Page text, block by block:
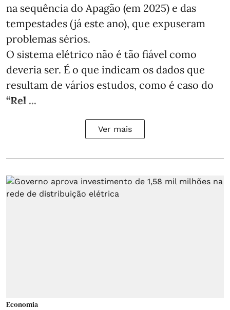
na sequência do Apagão (em 2025) e das
tempestades (já este ano), que expuseram
problemas sérios.
O sistema elétrico não é tão fiável como
deveria ser. É o que indicam os dados que
resultam de vários estudos, como é caso do
“Rel ...
Ver mais
Economia